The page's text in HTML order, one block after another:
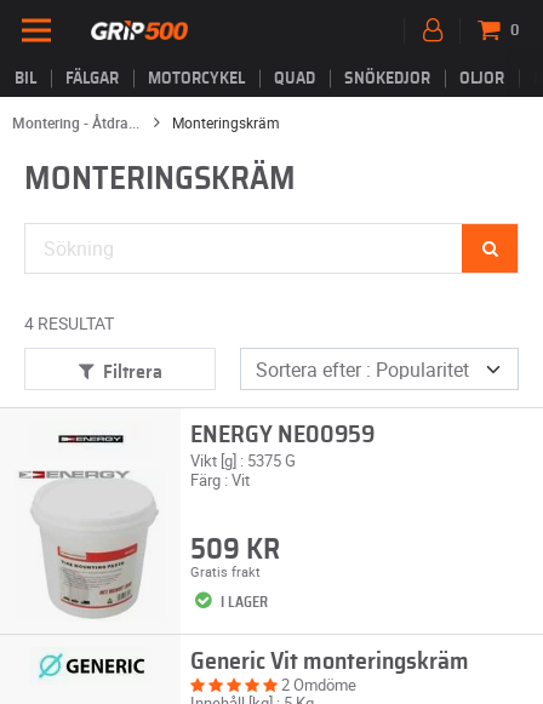
BIL FÄLGAR MOTORCYKEL QUAD SNÖKEDJOR OLJOR
0
Montering - Åtdra... Monteringskräm
MONTERINGSKRÄM
4 RESULTAT
Filtrera
ENERGY NE00959
Vikt [g] : 5375 G
Färg : Vit
509 KR
Gratis frakt
I LAGER
Generic Vit monteringskräm
2 Omdöme